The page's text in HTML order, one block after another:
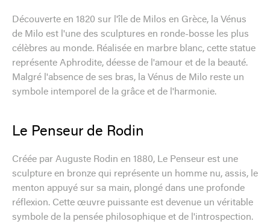
Découverte en 1820 sur l'île de Milos en Grèce, la Vénus
de Milo est l'une des sculptures en ronde-bosse les plus
célèbres au monde. Réalisée en marbre blanc, cette statue
représente Aphrodite, déesse de l'amour et de la beauté.
Malgré l'absence de ses bras, la Vénus de Milo reste un
symbole intemporel de la grâce et de l'harmonie.
Le Penseur de Rodin
Créée par Auguste Rodin en 1880, Le Penseur est une
sculpture en bronze qui représente un homme nu, assis, le
menton appuyé sur sa main, plongé dans une profonde
réflexion. Cette œuvre puissante est devenue un véritable
symbole de la pensée philosophique et de l'introspection.